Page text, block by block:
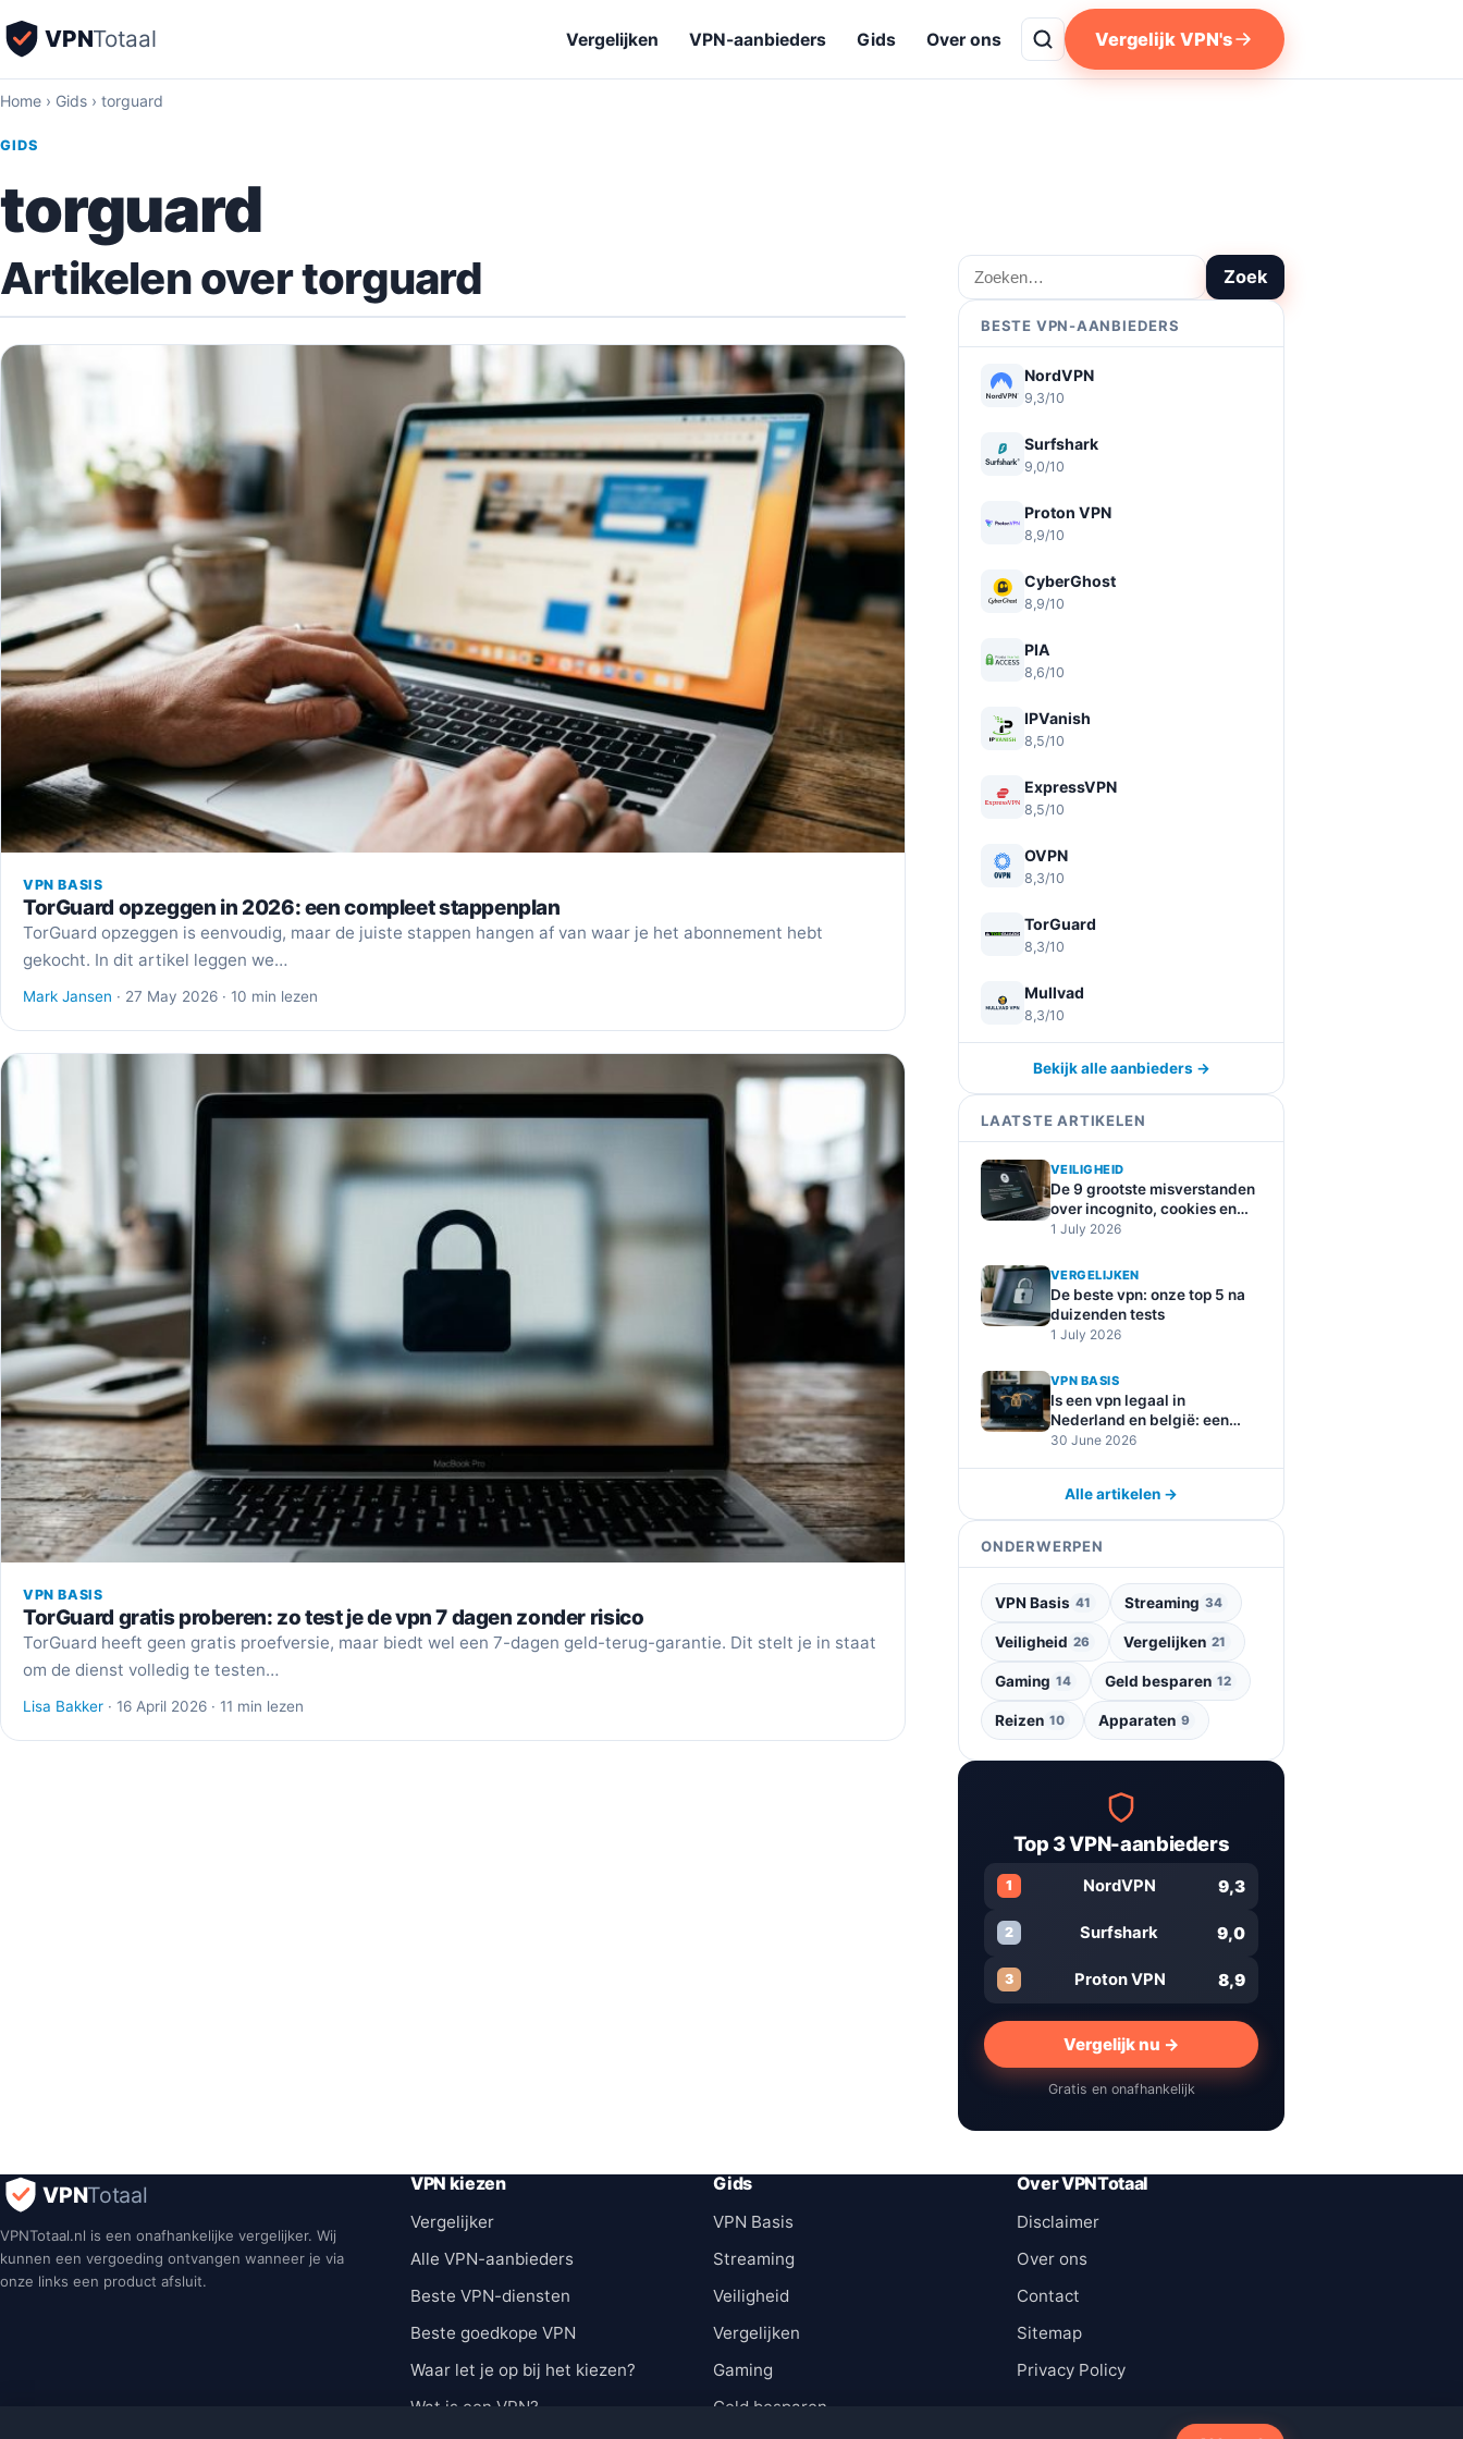
VPNTotaal Vergelijken VPN-aanbieders Gids Over ons Vergelijk VPN's
Home › Gids › torguard
GIDS
torguard
Artikelen over torguard
VPN BASIS
TorGuard opzeggen in 2026: een compleet stappenplan
TorGuard opzeggen is eenvoudig, maar de juiste stappen hangen af van waar je het abonnement hebt
gekocht. In dit artikel leggen we…
Mark Jansen · 27 May 2026 · 10 min lezen
VPN BASIS
TorGuard gratis proberen: zo test je de vpn 7 dagen zonder risico
TorGuard heeft geen gratis proefversie, maar biedt wel een 7-dagen geld-terug-garantie. Dit stelt je in staat
om de dienst volledig te testen…
Lisa Bakker · 16 April 2026 · 11 min lezen
Zoeken Zoek
BESTE VPN-AANBIEDERS
NordVPN
9,3/10
Surfshark
9,0/10
Proton VPN
8,9/10
CyberGhost
8,9/10
PIA
8,6/10
IPVanish
8,5/10
ExpressVPN
8,5/10
OVPN
8,3/10
TorGuard
8,3/10
Mullvad
8,3/10
Bekijk alle aanbieders →
LAATSTE ARTIKELEN
VEILIGHEID
De 9 grootste misverstanden
over incognito, cookies en
online tracking
1 July 2026
VERGELIJKEN
De beste vpn: onze top 5 na
duizenden tests
1 July 2026
VPN BASIS
Is een vpn legaal in
Nederland en belgië: een
duidelijke uitleg
30 June 2026
Alle artikelen →
ONDERWERPEN
VPN Basis 41 Streaming 34
Veiligheid 26 Vergelijken 21
Gaming 14 Geld besparen 12
Reizen 10 Apparaten 9
Top 3 VPN-aanbieders
1 NordVPN 9,3
2 Surfshark 9,0
3 Proton VPN 8,9
Vergelijk nu →
Gratis en onafhankelijk
VPNTotaal
VPNTotaal.nl is een onafhankelijke vergelijker. Wij
kunnen een vergoeding ontvangen wanneer je via
onze links een product afsluit.
VPN kiezen
Vergelijker
Alle VPN-aanbieders
Beste VPN-diensten
Beste goedkope VPN
Waar let je op bij het kiezen?
Wat is een VPN?
Gids
VPN Basis
Streaming
Veiligheid
Vergelijken
Gaming
Geld besparen
Over VPNTotaal
Disclaimer
Over ons
Contact
Sitemap
Privacy Policy